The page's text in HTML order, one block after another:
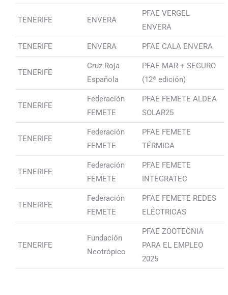
TENERIFE ENVERA
PFAE VERGEL
ENVERA
TENERIFE ENVERA PFAE CALA ENVERA
TENERIFE
Cruz Roja
Española
PFAE MAR + SEGURO
(12ª edición)
TENERIFE
Federación
FEMETE
PFAE FEMETE ALDEA
SOLAR25
TENERIFE
Federación
FEMETE
PFAE FEMETE
TÉRMICA
TENERIFE
Federación
FEMETE
PFAE FEMETE
INTEGRATEC
TENERIFE
Federación
FEMETE
PFAE FEMETE REDES
ELÉCTRICAS
TENERIFE
Fundación
Neotrópico
PFAE ZOOTECNIA
PARA EL EMPLEO
2025